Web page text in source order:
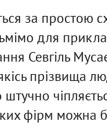
за простою
для
Севгіль
прізвища
фірм можна